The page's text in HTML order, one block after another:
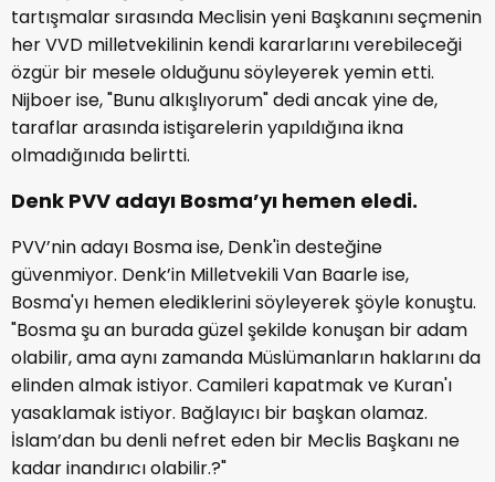
tartışmalar sırasında Meclisin yeni Başkanını seçmenin
her VVD milletvekilinin kendi kararlarını verebileceği
özgür bir mesele olduğunu söyleyerek yemin etti.
Nijboer ise, "Bunu alkışlıyorum" dedi ancak yine de,
taraflar arasında istişarelerin yapıldığına ikna
olmadığınıda belirtti.
Denk PVV adayı Bosma’yı hemen eledi.
PVV’nin adayı Bosma ise, Denk'in desteğine
güvenmiyor. Denk’in Milletvekili Van Baarle ise,
Bosma'yı hemen elediklerini söyleyerek şöyle konuştu.
"Bosma şu an burada güzel şekilde konuşan bir adam
olabilir, ama aynı zamanda Müslümanların haklarını da
elinden almak istiyor. Camileri kapatmak ve Kuran'ı
yasaklamak istiyor. Bağlayıcı bir başkan olamaz.
İslam’dan bu denli nefret eden bir Meclis Başkanı ne
kadar inandırıcı olabilir.?"